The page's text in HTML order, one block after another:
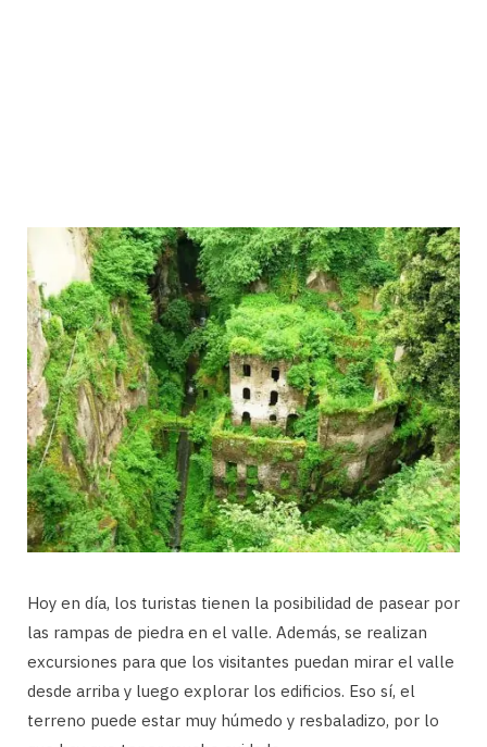
Hoy en día, los turistas tienen la posibilidad de pasear por
las rampas de piedra en el valle. Además, se realizan
excursiones para que los visitantes puedan mirar el valle
desde arriba y luego explorar los edificios. Eso sí, el
terreno puede estar muy húmedo y resbaladizo, por lo